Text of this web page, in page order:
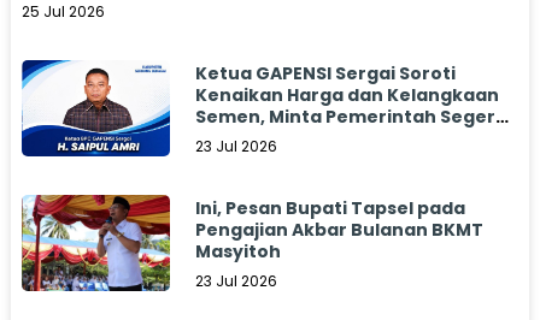
25 Jul 2026
Ketua GAPENSI Sergai Soroti
Kenaikan Harga dan Kelangkaan
Semen, Minta Pemerintah Segera
Bertindak
23 Jul 2026
Ini, Pesan Bupati Tapsel pada
Pengajian Akbar Bulanan BKMT
Masyitoh
23 Jul 2026